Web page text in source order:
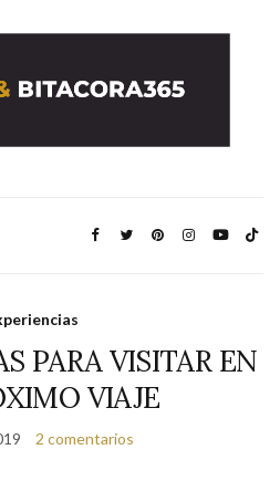
PARA VISITAR EN
VIAJE
2 comentarios